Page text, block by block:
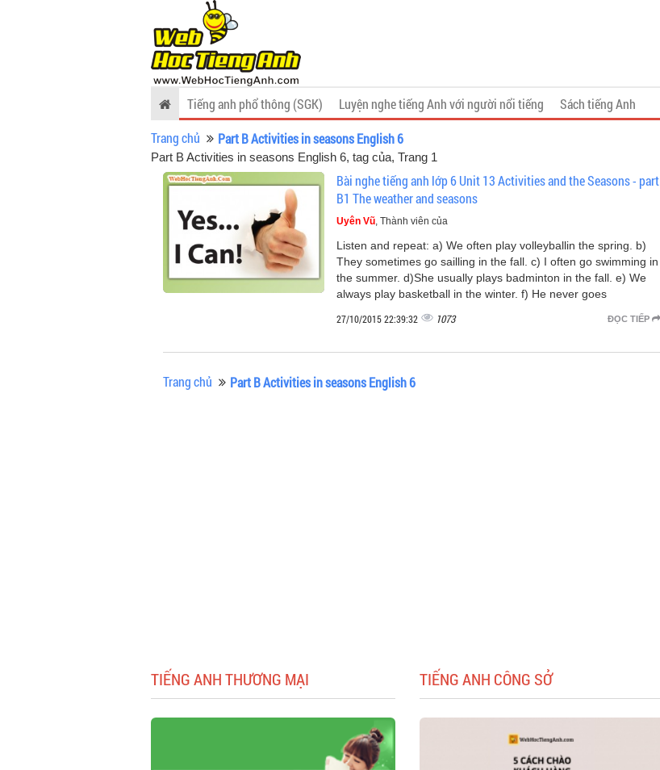
Tiếng anh phổ thông (SGK) Luyện nghe tiếng Anh với người nổi tiếng Sách tiếng Anh
Trang chủ
Part B Activities in seasons English 6
Part B Activities in seasons English 6, tag của, Trang 1
Bài nghe tiếng anh lớp 6 Unit 13 Activities and the Seasons - part
B1 The weather and seasons
Uyên Vũ, Thành viên của
Listen and repeat: a) We often play volleyballin the spring. b)
They sometimes go sailling in the fall. c) I often go swimming in
the summer. d)She usually plays badminton in the fall. e) We
always play basketball in the winter. f) He never goes
ĐỌC TIẾP
27/10/2015 22:39:32 1073
Trang chủ Part B Activities in seasons English 6
TIẾNG ANH THƯƠNG MẠI TIẾNG ANH CÔNG SỞ